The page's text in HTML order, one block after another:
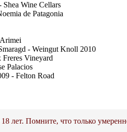
Wine Cellars
de Patagonia
- Weingut Knoll 2010
Vineyard
Palacios
- Felton Road
лет. Помните, что только